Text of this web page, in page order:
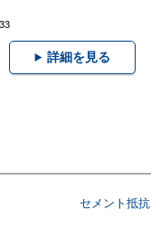
詳細を見る
セメント抵抗